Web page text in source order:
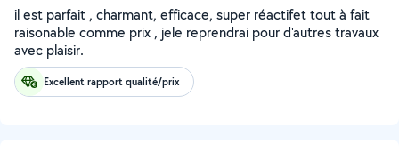
il est parfait , charmant, efficace, super réactifet tout à fait
raisonable comme prix , jele reprendrai pour d'autres travaux
avec plaisir.
Excellent rapport qualité/prix